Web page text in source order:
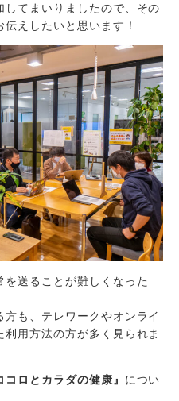
てまいりましたので、その
えしたいと思います！
送ることが難しくなった
も、テレワークやオンライ
用方法の方が多く見られま
コロとカラダの健康』 につい